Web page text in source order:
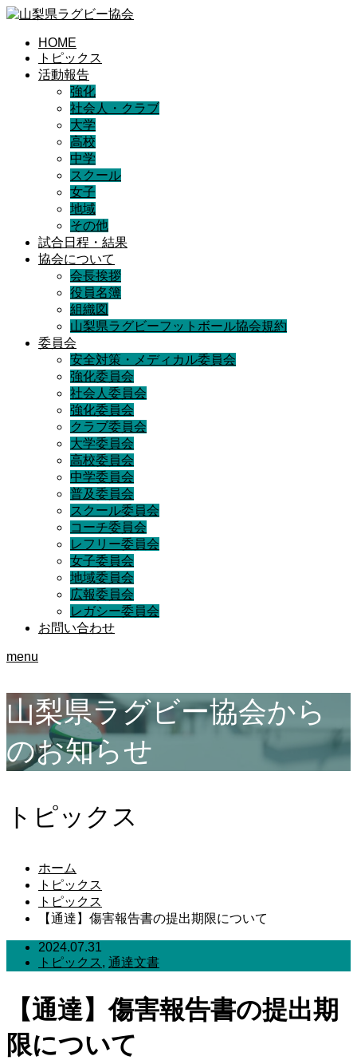
HOME
トピックス
活動報告
強化
社会人・クラブ
大学
高校
中学
スクール
女子
地域
その他
試合日程・結果
協会について
会長挨拶
役員名簿
組織図
山梨県ラグビーフットボール協会規約
委員会
安全対策・メディカル委員会
強化委員会
社会人委員会
強化委員会
クラブ委員会
大学委員会
高校委員会
中学委員会
普及委員会
スクール委員会
コーチ委員会
レフリー委員会
女子委員会
地域委員会
広報委員会
レガシー委員会
お問い合わせ
menu
山梨県ラグビー協会から
のお知らせ
トピックス
ホーム
トピックス
トピックス
【通達】傷害報告書の提出期限について
2024.07.31
トピックス , 通達文書
【通達】傷害報告書の提出期
限について